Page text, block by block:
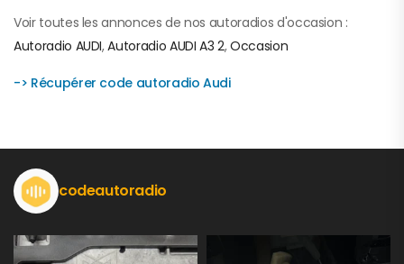
Voir toutes les annonces de nos autoradios d'occasion :
Autoradio AUDI,Autoradio AUDI A3 2,Occasion
-> Récupérer code autoradio Audi
codeautoradio